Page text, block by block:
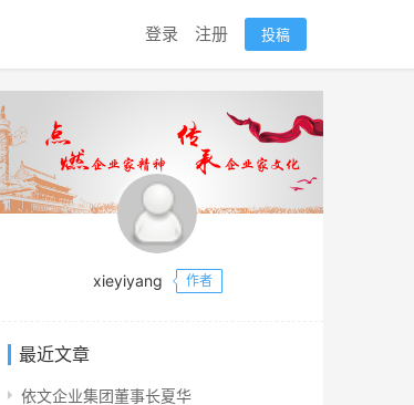
登录 注册 投稿
xieyiyang 作者
最近文章
依文企业集团董事长夏华